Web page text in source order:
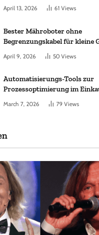
April 13, 2026 61 Views
Bester Mähroboter ohne
Begrenzungskabel für kleine
Worauf es bei 200 bis 500 m²
ankommt
April 9, 2026 50 Views
Automatisierungs-Tools zur
Prozessoptimierung im
Funktionen, auf die Sie
March 7, 2026 79 Views